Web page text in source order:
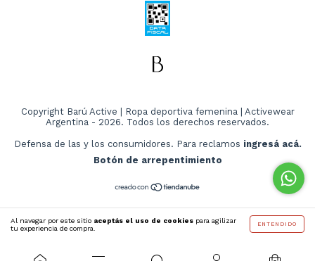
Al navegar por este sitio aceptás el uso de cookies para agilizar
tu experiencia de compra.
ENTENDIDO
Copyright Barú Active | Ropa deportiva femenina | Activewear
Argentina - 2026. Todos los derechos reservados.
Defensa de las y los consumidores. Para reclamos ingresá acá.
Botón de arrepentimiento